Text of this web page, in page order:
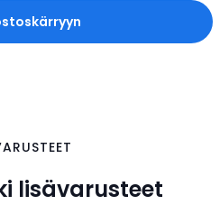
lisävarusteet